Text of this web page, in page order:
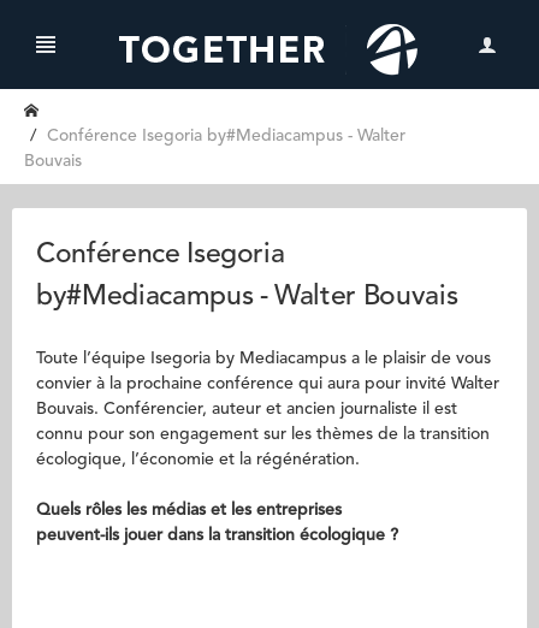
Conférence Isegoria by#Mediacampus - Walter
Bouvais
Conférence Isegoria
by#Mediacampus - Walter Bouvais
Toute l’équipe Isegoria by Mediacampus a le plaisir de vous
convier à la prochaine conférence qui aura pour invité Walter
Bouvais. Conférencier, auteur et ancien journaliste il est
connu pour son engagement sur les thèmes de la transition
écologique, l’économie et la régénération.
Quels rôles les médias et les entreprises
peuvent-ils jouer dans la transition écologique ?